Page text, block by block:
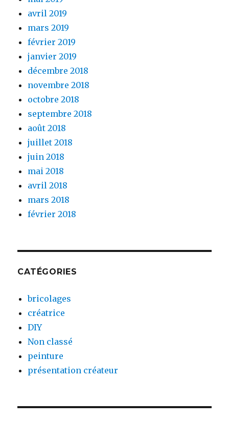
avril 2019
mars 2019
février 2019
janvier 2019
décembre 2018
novembre 2018
octobre 2018
septembre 2018
août 2018
juillet 2018
juin 2018
mai 2018
avril 2018
mars 2018
février 2018
CATÉGORIES
bricolages
créatrice
DIY
Non classé
peinture
présentation créateur